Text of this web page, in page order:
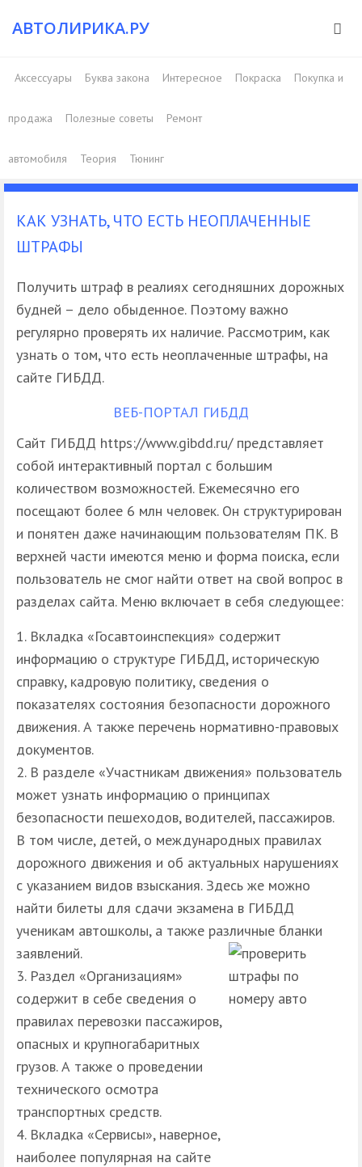
АВТОЛИРИКА.РУ
Аксессуары Буква закона Интересное Покраска Покупка и
продажа Полезные советы Ремонт
автомобиля Теория Тюнинг
КАК УЗНАТЬ, ЧТО ЕСТЬ НЕОПЛАЧЕННЫЕ
ШТРАФЫ
Получить штраф в реалиях сегодняшних дорожных
будней – дело обыденное. Поэтому важно
регулярно проверять их наличие. Рассмотрим, как
узнать о том, что есть неоплаченные штрафы, на
сайте ГИБДД.
ВЕБ-ПОРТАЛ ГИБДД
Сайт ГИБДД https://www.gibdd.ru/ представляет
собой интерактивный портал с большим
количеством возможностей. Ежемесячно его
посещают более 6 млн человек. Он структурирован
и понятен даже начинающим пользователям ПК. В
верхней части имеются меню и форма поиска, если
пользователь не смог найти ответ на свой вопрос в
разделах сайта. Меню включает в себя следующее:
Вкладка «Госавтоинспекция» содержит
информацию о структуре ГИБДД, историческую
справку, кадровую политику, сведения о
показателях состояния безопасности дорожного
движения. А также перечень нормативно-правовых
документов.
В разделе «Участникам движения» пользователь
может узнать информацию о принципах
безопасности пешеходов, водителей, пассажиров.
В том числе, детей, о международных правилах
дорожного движения и об актуальных нарушениях
с указанием видов взыскания. Здесь же можно
найти билеты для сдачи экзамена в ГИБДД
ученикам автошколы, а также различные бланки
заявлений.
Раздел «Организациям»
содержит в себе сведения о
правилах перевозки пассажиров,
опасных и крупногабаритных
грузов. А также о проведении
технического осмотра
транспортных средств.
Вкладка «Сервисы», наверное,
наиболее популярная на сайте